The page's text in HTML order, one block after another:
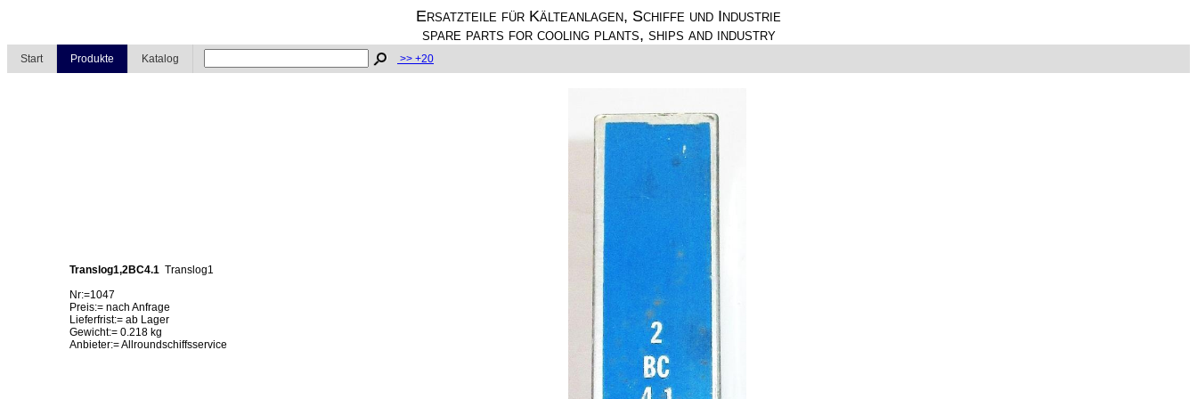
Ersatzteile für Kälteanlagen, Schiffe und Industrie
spare parts for cooling plants, ships and industry
Start Produkte Katalog >> +20
Translog1,2BC4.1Translog1
Nr:=1047
Preis:= nach Anfrage
Lieferfrist:= ab Lager
Gewicht:= 0.218 kg
Anbieter:= Allroundschiffsservice